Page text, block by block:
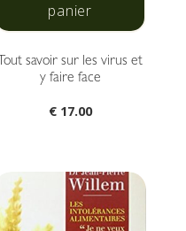
panier
Tout savoir sur les virus et
y faire face
€17.00